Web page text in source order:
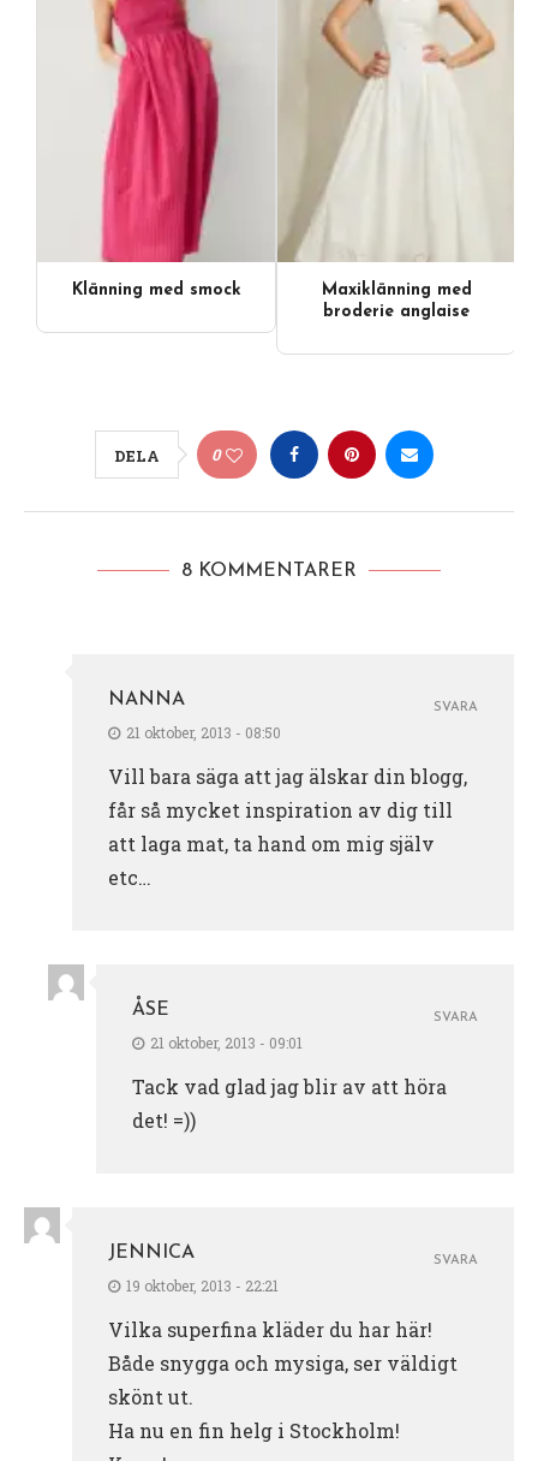
Videoinnehåll